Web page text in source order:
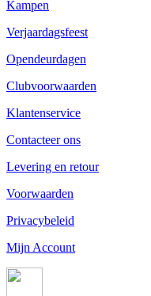
Kampen
Verjaardagsfeest
Opendeurdagen
Clubvoorwaarden
Klantenservice
Contacteer ons
Levering en retour
Voorwaarden
Privacybeleid
Mijn Account